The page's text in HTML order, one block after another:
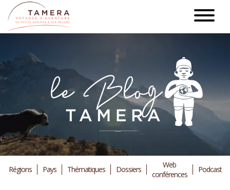
Aller
au
contenu
Régions Pays Thématiques Dossiers
Web
conférences
Podcast